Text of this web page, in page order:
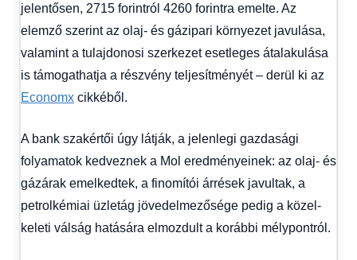
jelentősen, 2715 forintról 4260 forintra emelte. Az
elemző szerint az olaj- és gázipari környezet javulása,
valamint a tulajdonosi szerkezet esetleges átalakulása
is támogathatja a részvény teljesítményét – derül ki az
Economx cikkéből.
A bank szakértői úgy látják, a jelenlegi gazdasági
folyamatok kedveznek a Mol eredményeinek: az olaj- és
gázárak emelkedtek, a finomítói árrések javultak, a
petrolkémiai üzletág jövedelmezősége pedig a közel-
keleti válság hatására elmozdult a korábbi mélypontról.